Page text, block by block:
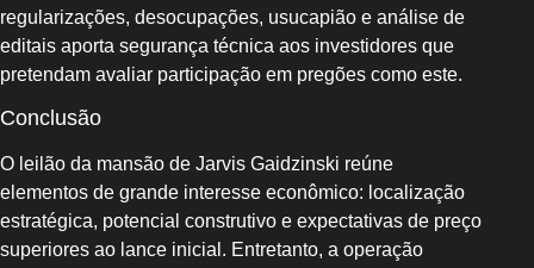
regularizações, desocupações, usucapião e análise de
editais aporta segurança técnica aos investidores que
pretendam avaliar participação em pregões como este.
Conclusão
O leilão da mansão de Jarvis Gaidzinski reúne
elementos de grande interesse econômico: localização
estratégica, potencial construtivo e expectativas de preço
superiores ao lance inicial. Entretanto, a operação